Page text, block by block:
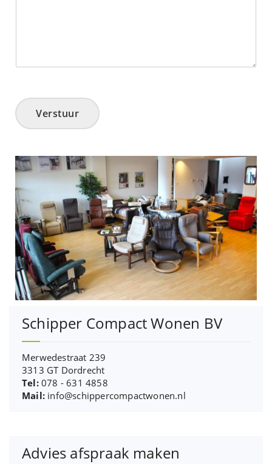
Verstuur
Schipper Compact Wonen BV
Merwedestraat 239
3313 GT Dordrecht
Tel:078 - 631 4858
Mail: info@schippercompactwonen.nl
Advies afspraak maken